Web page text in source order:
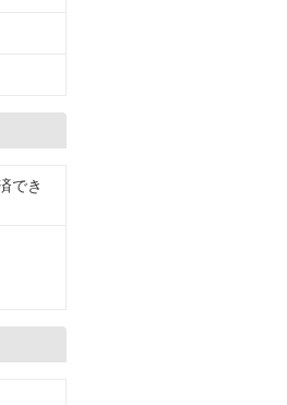
でき